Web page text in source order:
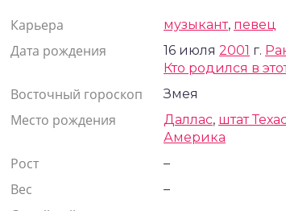
Карьера музыкант, певец
Дата рождения 16 июля2001 г.
Кто родился в
Восточный гороскоп Змея
Место рождения Даллас, штат
Америка
Рост –
Вес –